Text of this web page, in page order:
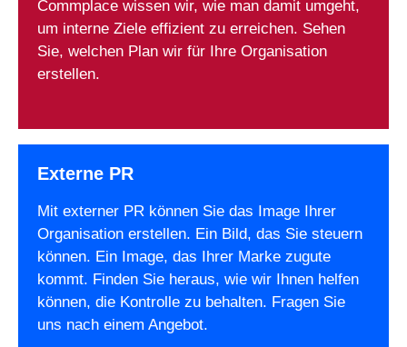
Commplace wissen wir, wie man damit umgeht,
um interne Ziele effizient zu erreichen. Sehen
Sie, welchen Plan wir für Ihre Organisation
erstellen.
Externe PR
Mit externer PR können Sie das Image Ihrer
Organisation erstellen. Ein Bild, das Sie steuern
können. Ein Image, das Ihrer Marke zugute
kommt. Finden Sie heraus, wie wir Ihnen helfen
können, die Kontrolle zu behalten. Fragen Sie
uns nach einem Angebot.